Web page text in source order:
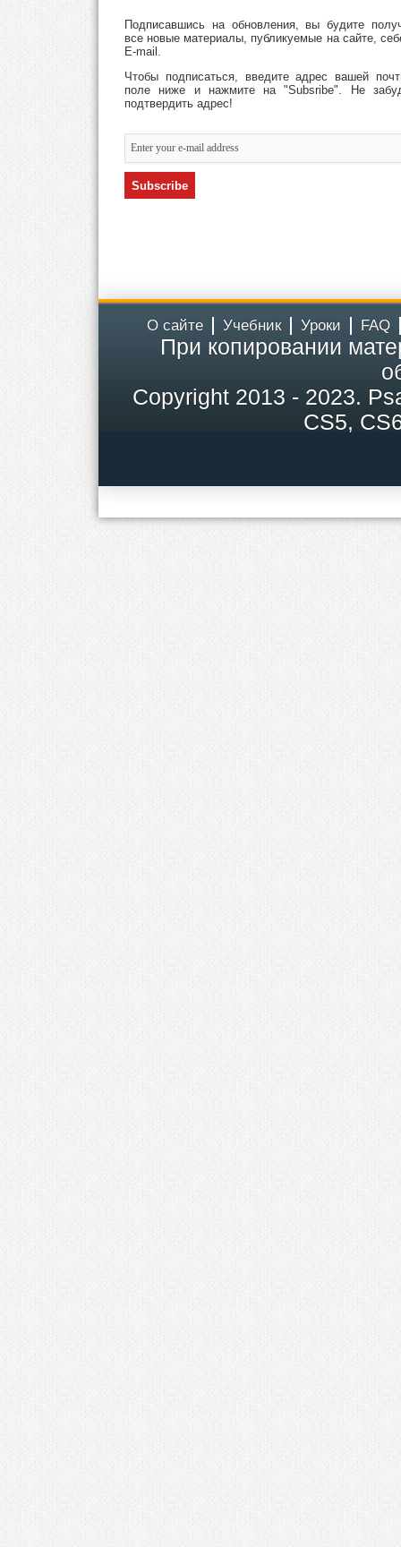
Подписавшись на обновления, вы будите
все новые материалы, публикуемые на сайте,
E-mail.
Чтобы подписаться, введите адрес вашей
поле ниже и нажмите на "Subsribe". Не
подтвердить адрес!
О сайте Учебник Уроки FAQ
При копировании
Copyright 2013 - 2023.
CS5,